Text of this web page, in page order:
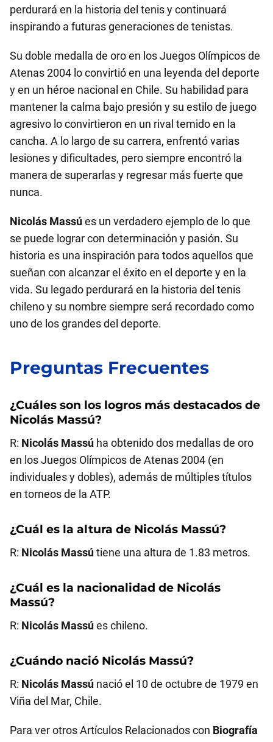
perdurará en la historia del tenis y continuará
inspirando a futuras generaciones de tenistas.
Su doble medalla de oro en los Juegos Olímpicos de
Atenas 2004 lo convirtió en una leyenda del deporte
y en un héroe nacional en Chile. Su habilidad para
mantener la calma bajo presión y su estilo de juego
agresivo lo convirtieron en un rival temido en la
cancha. A lo largo de su carrera, enfrentó varias
lesiones y dificultades, pero siempre encontró la
manera de superarlas y regresar más fuerte que
nunca.
Nicolás Massúes un verdadero ejemplo de lo que
se puede lograr con determinación y pasión. Su
historia es una inspiración para todos aquellos que
sueñan con alcanzar el éxito en el deporte y en la
vida. Su legado perdurará en la historia del tenis
chileno y su nombre siempre será recordado como
uno de los grandes del deporte.
Preguntas Frecuentes
¿Cuáles son los logros más destacados de
Nicolás Massú?
R: Nicolás Massú ha obtenido dos medallas de oro
en los Juegos Olímpicos de Atenas 2004 (en
individuales y dobles), además de múltiples títulos
en torneos de la ATP.
¿Cuál es la altura de Nicolás Massú?
R: Nicolás Massútiene una altura de 1.83 metros.
¿Cuál es la nacionalidad de Nicolás
Massú?
R: Nicolás Massúes chileno.
¿Cuándo nació Nicolás Massú?
R: Nicolás Massú nació el 10 de octubre de 1979 en
Viña del Mar, Chile.
Para ver otros Artículos Relacionados con Biografía